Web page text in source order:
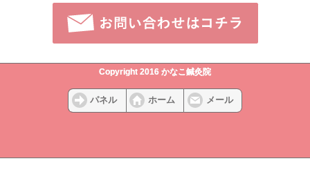
Copyright 2016 かなこ鍼灸院
パネル ホーム メール